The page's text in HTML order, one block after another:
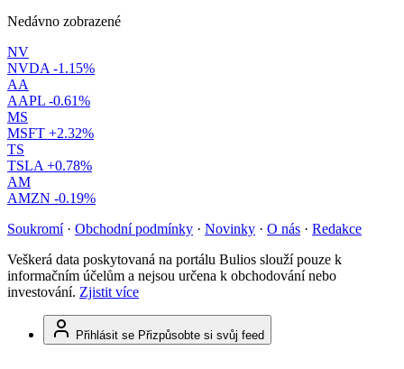
Nedávno zobrazené
NV
NVDA -1.15%
AA
AAPL -0.61%
MS
MSFT +2.32%
TS
TSLA +0.78%
AM
AMZN -0.19%
Soukromí · Obchodní podmínky · Novinky · O nás · Redakce
Veškerá data poskytovaná na portálu Bulios slouží pouze k
informačním účelům a nejsou určena k obchodování nebo
investování. Zjistit více
Přihlásit se Přizpůsobte si svůj feed